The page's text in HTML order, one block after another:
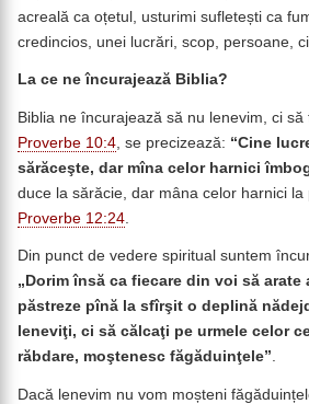
acreală ca oțetul, usturimi sufletești ca
credincios, unei lucrări, scop, persoane,
La ce ne încurajează Biblia?
Biblia ne încurajează să nu lenevim, ci să
Proverbe 10:4 , se precizează: “Cine
sărăceşte, dar mîna celor harnici
duce la sărăcie, dar mâna celor harnici la
Proverbe 12:24
Din punct de vedere spiritual suntem
„ Dorim însă ca fiecare din voi să arate
păstreze pînă la sfîrşit o deplină
leneviţi, ci să călcaţi pe urmele celor
răbdare, moştenesc făgăduinţele”.
Dacă lenevim nu vom moșteni